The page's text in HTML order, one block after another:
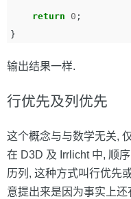
return 0 ;
}
输出结果一样.
行优先及列优先
这个概念与与数学无关,
在 D3D 及 Irrlicht 中, 顺
历列, 这种方式叫行优先
意提出来是因为事实上